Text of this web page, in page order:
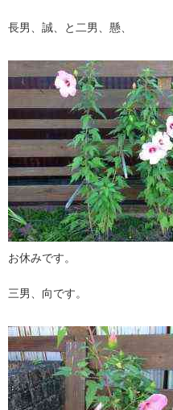
長男、誠、と二男、懸、
お休みです。
三男、向です。